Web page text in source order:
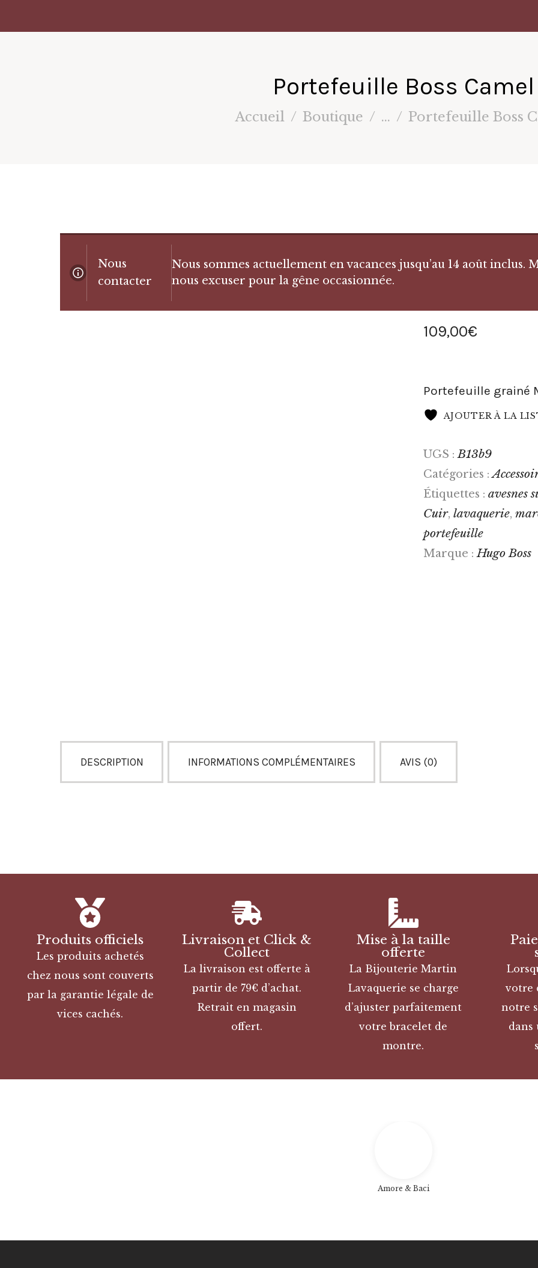
Portefeuille Boss Camel
Accueil Boutique ... Portefeuille Boss
Nous
contacter
Nous sommes actuellement en vacances jusqu’au 14 août
nous excuser pour la gêne occasionnée.
109,00€
Portefeuille grainé
AJOUTER À LA
UGS :B13b9
Catégories :
Étiquettes : avesnes
Cuir, lavaquerie,
portefeuille
Marque :Hugo Boss
DESCRIPTION INFORMATIONS COMPLÉMENTAIRES AVIS (0)
Produits officiels
Les produits achetés
chez nous sont couverts
par la garantie légale de
vices cachés.
Livraison et Click &
Collect
La livraison est offerte à
partir de 79€ d’achat.
Retrait en magasin
offert.
Mise à la taille
offerte
La Bijouterie Martin
Lavaquerie se charge
d’ajuster parfaitement
votre bracelet de
montre.
votre
notre
dans
Amore & Baci